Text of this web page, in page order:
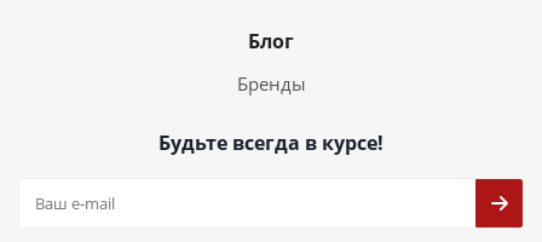
Блог
Бренды
Будьте всегда в курсе!